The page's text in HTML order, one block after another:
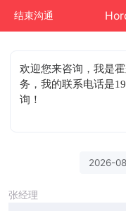
结束沟通
欢迎您来咨询 ，我是
务，我的联系电话是
询！
2026-
张经理